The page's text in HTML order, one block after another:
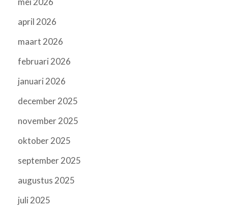
april 2026
maart 2026
februari 2026
januari 2026
december 2025
november 2025
oktober 2025
september 2025
augustus 2025
juli 2025